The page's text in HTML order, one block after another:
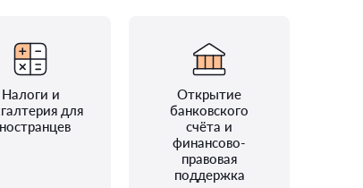
Налоги и
для
Открытие
банковского
счёта и
финансово-
правовая
поддержка